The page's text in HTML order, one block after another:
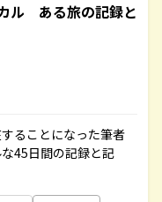
ル ある旅の記録と
ることになった筆者
45日間の記録と記